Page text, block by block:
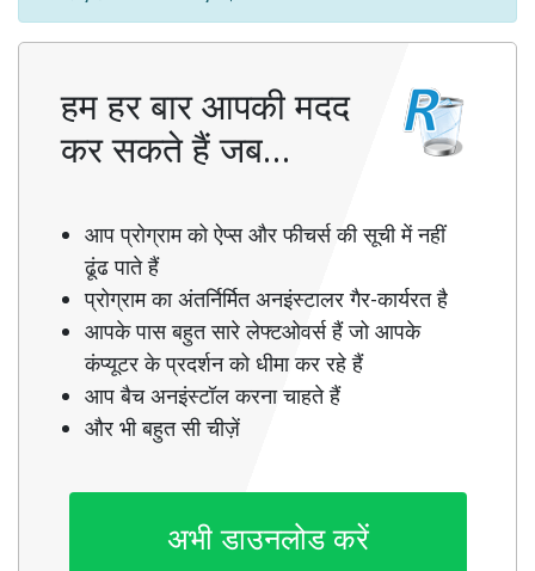
हम हर बार आपकी मदद
कर सकते हैं जब…
आप प्रोग्राम को ऐप्स और फीचर्स की सूची में नहीं
ढूंढ पाते हैं
प्रोग्राम का अंतर्निर्मित अनइंस्टालर गैर-कार्यरत है
आपके पास बहुत सारे लेफ्टओवर्स हैं जो आपके
कंप्यूटर के प्रदर्शन को धीमा कर रहे हैं
आप बैच अनइंस्टॉल करना चाहते हैं
और भी बहुत सी चीज़ें
अभी डाउनलोड करें